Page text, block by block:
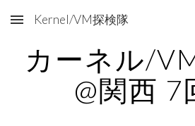
Skip to main content
Kernel/VM探検隊
カーネル/
@関西 7